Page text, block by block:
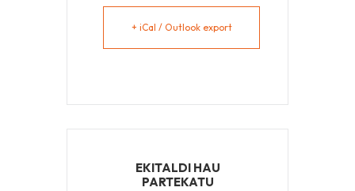
+ iCal / Outlook export
EKITALDI HAU
PARTEKATU